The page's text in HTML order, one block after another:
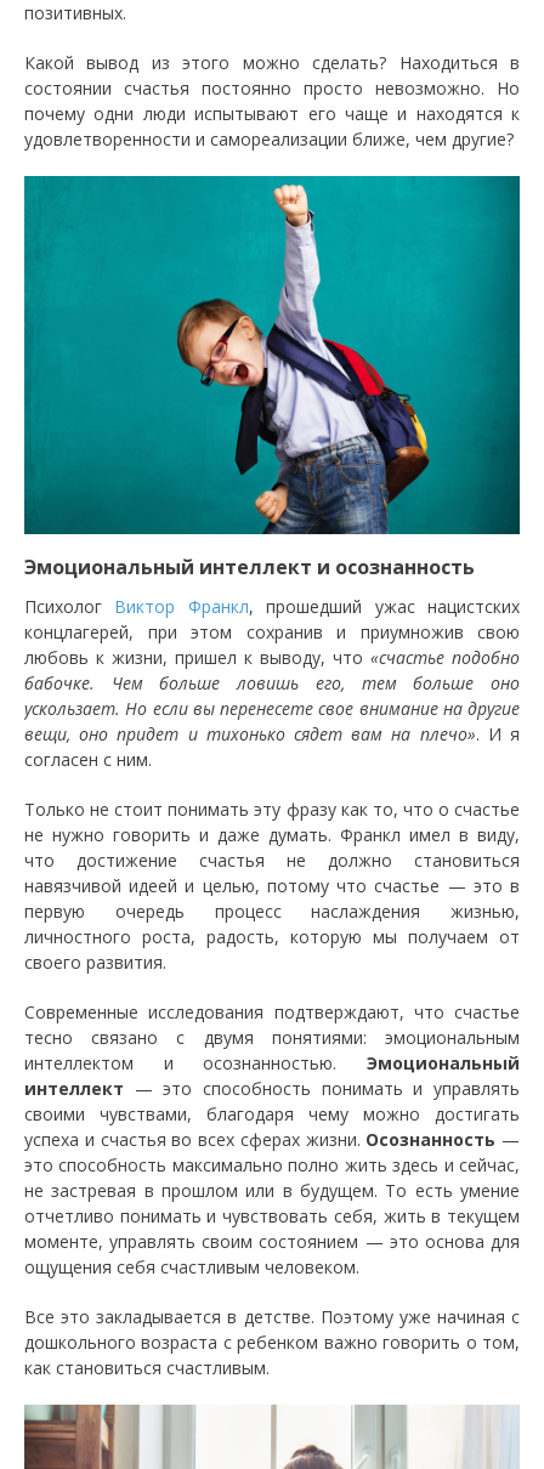
позитивных.
Какой вывод из этого можно сделать? Находиться в
состоянии счастья постоянно просто невозможно. Но
почему одни люди испытывают его чаще и находятся к
удовлетворенности и самореализации ближе, чем другие?
Эмоциональный интеллект и осознанность
Психолог Виктор Франкл, прошедший ужас нацистских
концлагерей, при этом сохранив и приумножив свою
любовь к жизни, пришел к выводу, что «счастье подобно
бабочке. Чем больше ловишь его, тем больше оно
ускользает. Но если вы перенесете свое внимание на другие
вещи, оно придет и тихонько сядет вам на плечо». И я
согласен с ним.
Только не стоит понимать эту фразу как то, что о счастье
не нужно говорить и даже думать. Франкл имел в виду,
что достижение счастья не должно становиться
навязчивой идеей и целью, потому что счастье — это в
первую очередь процесс наслаждения жизнью,
личностного роста, радость, которую мы получаем от
своего развития.
Современные исследования подтверждают, что счастье
тесно связано с двумя понятиями: эмоциональным
интеллектом и осознанностью. Эмоциональный
интеллект — это способность понимать и управлять
своими чувствами, благодаря чему можно достигать
успеха и счастья во всех сферах жизни. Осознанность —
это способность максимально полно жить здесь и сейчас,
не застревая в прошлом или в будущем. То есть умение
отчетливо понимать и чувствовать себя, жить в текущем
моменте, управлять своим состоянием — это основа для
ощущения себя счастливым человеком.
Все это закладывается в детстве. Поэтому уже начиная с
дошкольного возраста с ребенком важно говорить о том,
как становиться счастливым.